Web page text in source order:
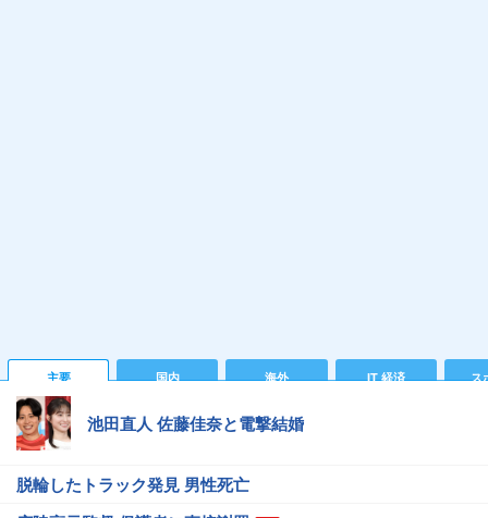
主要 国内 海外 IT 経済 ス
池田直人 佐藤佳奈と電撃結婚
脱輪したトラック発見 男性死亡